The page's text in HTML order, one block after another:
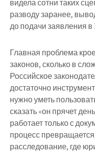
видела сотни таких
разводу заранее,
до подачи заявления
Главная проблема
законов, сколько в
Российское
достаточно
нужно уметь
сказать «он прячет
работает только с
процесс
расследование, где